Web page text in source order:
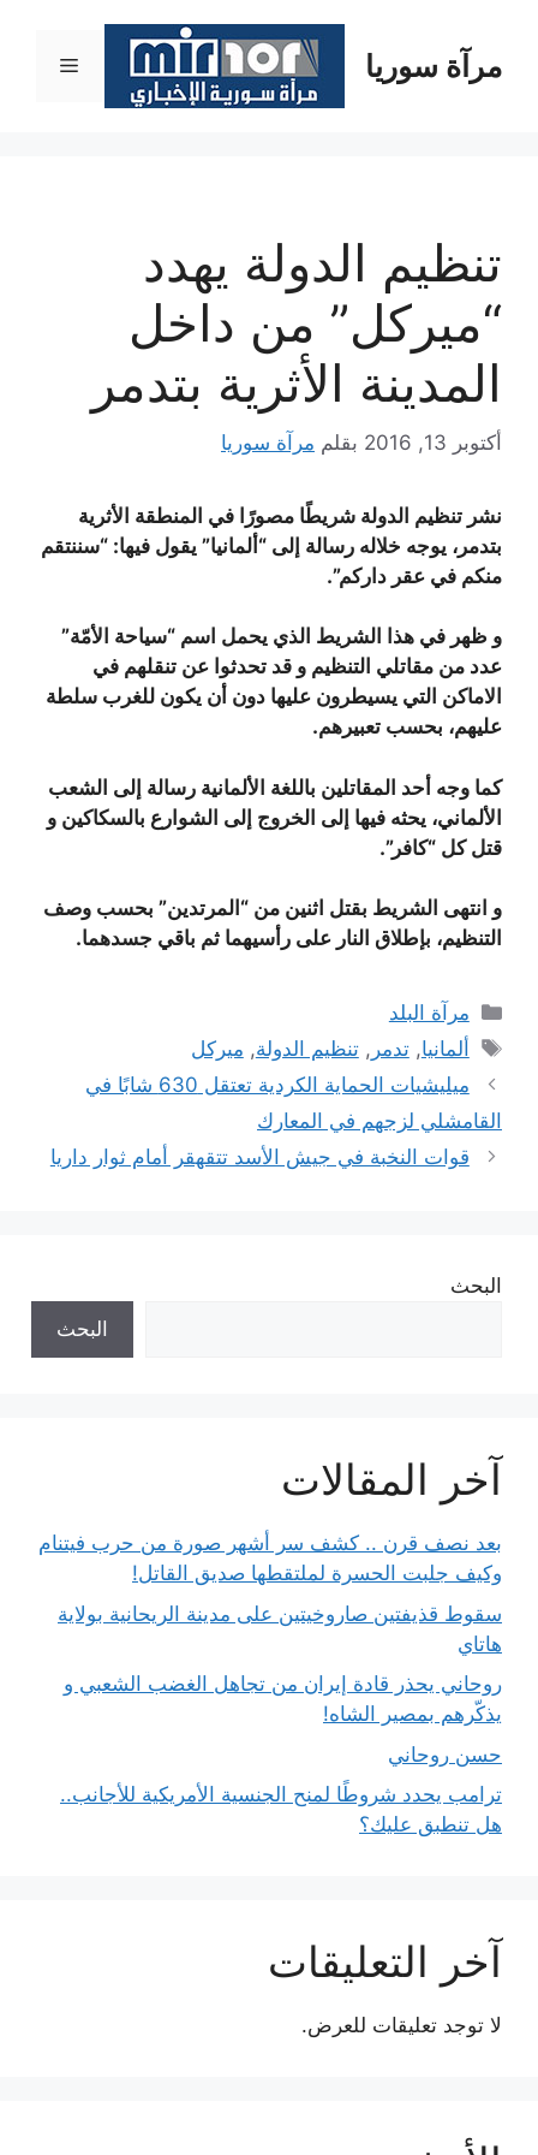
المحتوىمرآة سوريا القائمة
تنظيم الدولة يهدد
“ميركل” من داخل
المدينة الأثرية بتدمر
أكتوبر 13, 2016 بقلم مرآة سوريا
نشر تنظيم الدولة شريطًا مصورًا في المنطقة الأثرية
بتدمر، يوجه خلاله رسالة إلى “ألمانيا” يقول فيها: “سننتقم
منكم في عقر داركم”.
و ظهر في هذا الشريط الذي يحمل اسم “سياحة الأمّة”
عدد من مقاتلي التنظيم و قد تحدثوا عن تنقلهم في
الاماكن التي يسيطرون عليها دون أن يكون للغرب سلطة
عليهم، بحسب تعبيرهم.
كما وجه أحد المقاتلين باللغة الألمانية رسالة إلى الشعب
الألماني، يحثه فيها إلى الخروج إلى الشوارع بالسكاكين و
قتل كل “كافر”.
و انتهى الشريط بقتل اثنين من “المرتدين” بحسب وصف
التنظيم، بإطلاق النار على رأسيهما ثم باقي جسدهما.
التصنيفات
مرآة البلد
الوسوم
ألمانيا,تدمر ,تنظيم الدولة, ميركل
ميليشيات الحماية الكردية تعتقل 630 شابًا في
القامشلي لزجهم في المعارك
قوات النخبة في جيش الأسد تتقهقر أمام ثوار داريا
البحث
البحث
آخر المقالات
بعد نصف قرن .. كشف سر أشهر صورة من حرب فيتنام
وكيف جلبت الحسرة لملتقطها صديق القاتل!
سقوط قذيفتين صاروخيتين على مدينة الريحانية بولاية
هاتاي
روحاني يحذر قادة إيران من تجاهل الغضب الشعبي و
يذكّرهم بمصير الشاه!
حسن روحاني
ترامب يحدد شروطًا لمنح الجنسية الأمريكية للأجانب..
هل تنطبق عليك؟
آخر التعليقات
لا توجد تعليقات للعرض.